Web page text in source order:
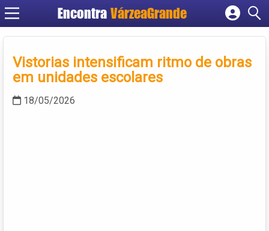
Encontra VárzeaGrande
Cadastrar empresa
Criar conta
Vistorias intensificam ritmo de obras
em unidades escolares
18/05/2026